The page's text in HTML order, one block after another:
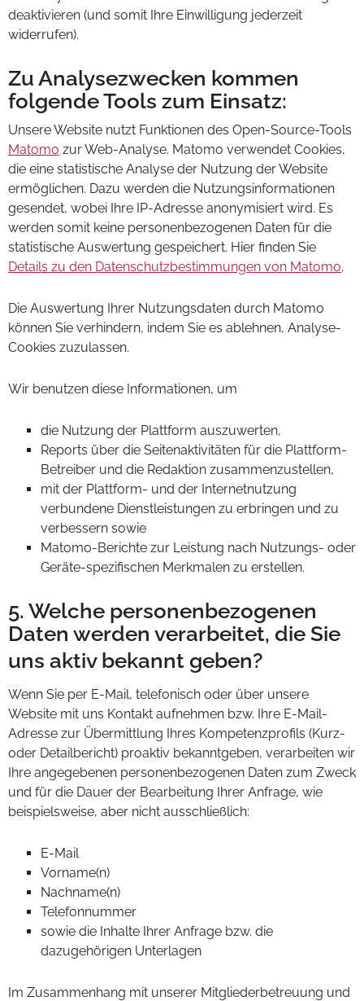
deaktivieren (und somit Ihre Einwilligung jederzeit
widerrufen).
Zu Analysezwecken kommen
folgende Tools zum Einsatz:
Unsere Website nutzt Funktionen des Open-Source-Tools
Matomo zur Web-Analyse. Matomo verwendet Cookies,
die eine statistische Analyse der Nutzung der Website
ermöglichen. Dazu werden die Nutzungsinformationen
gesendet, wobei Ihre IP-Adresse anonymisiert wird. Es
werden somit keine personenbezogenen Daten für die
statistische Auswertung gespeichert. Hier finden Sie
Details zu den Datenschutzbestimmungen von Matomo.
Die Auswertung Ihrer Nutzungsdaten durch Matomo
können Sie verhindern, indem Sie es ablehnen, Analyse-
Cookies zuzulassen.
Wir benutzen diese Informationen, um
die Nutzung der Plattform auszuwerten,
Reports über die Seitenaktivitäten für die Plattform-
Betreiber und die Redaktion zusammenzustellen,
mit der Plattform- und der Internetnutzung
verbundene Dienstleistungen zu erbringen und zu
verbessern sowie
Matomo-Berichte zur Leistung nach Nutzungs- oder
Geräte-spezifischen Merkmalen zu erstellen.
5. Welche personenbezogenen
Daten werden verarbeitet, die Sie
uns aktiv bekannt geben?
Wenn Sie per E-Mail, telefonisch oder über unsere
Website mit uns Kontakt aufnehmen bzw. Ihre E-Mail-
Adresse zur Übermittlung Ihres Kompetenzprofils (Kurz-
oder Detailbericht) proaktiv bekanntgeben, verarbeiten wir
Ihre angegebenen personenbezogenen Daten zum Zweck
und für die Dauer der Bearbeitung Ihrer Anfrage, wie
beispielsweise, aber nicht ausschließlich:
E-Mail
Vorname(n)
Nachname(n)
Telefonnummer
sowie die Inhalte Ihrer Anfrage bzw. die
dazugehörigen Unterlagen
Im Zusammenhang mit unserer Mitgliederbetreuung und